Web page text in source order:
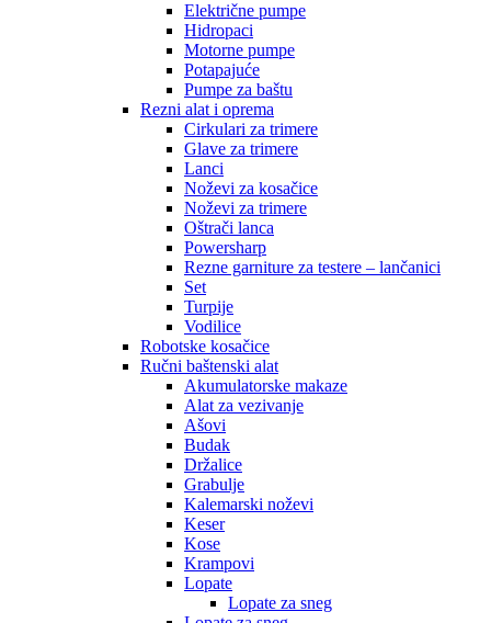
Električne pumpe
Hidropaci
Motorne pumpe
Potapajuće
Pumpe za baštu
Rezni alat i oprema
Cirkulari za trimere
Glave za trimere
Lanci
Noževi za kosačice
Noževi za trimere
Oštrači lanca
Powersharp
Rezne garniture za testere – lančanici
Set
Turpije
Vodilice
Robotske kosačice
Ručni baštenski alat
Akumulatorske makaze
Alat za vezivanje
Ašovi
Budak
Držalice
Grabulje
Kalemarski noževi
Keser
Kose
Krampovi
Lopate
Lopate za sneg